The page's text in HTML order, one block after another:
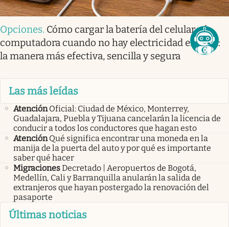
Opciones. Cómo cargar la batería del celular y la
computadora cuando no hay electricidad en casa:
la manera más efectiva, sencilla y segura
Las más leídas
Atención Oficial: Ciudad de México, Monterrey,
Guadalajara, Puebla y Tijuana cancelarán la licencia de
conducir a todos los conductores que hagan esto
Atención Qué significa encontrar una moneda en la
manija de la puerta del auto y por qué es importante
saber qué hacer
MigracionesDecretado | Aeropuertos de Bogotá,
Medellín, Cali y Barranquilla anularán la salida de
extranjeros que hayan postergado la renovación del
pasaporte
Últimas noticias